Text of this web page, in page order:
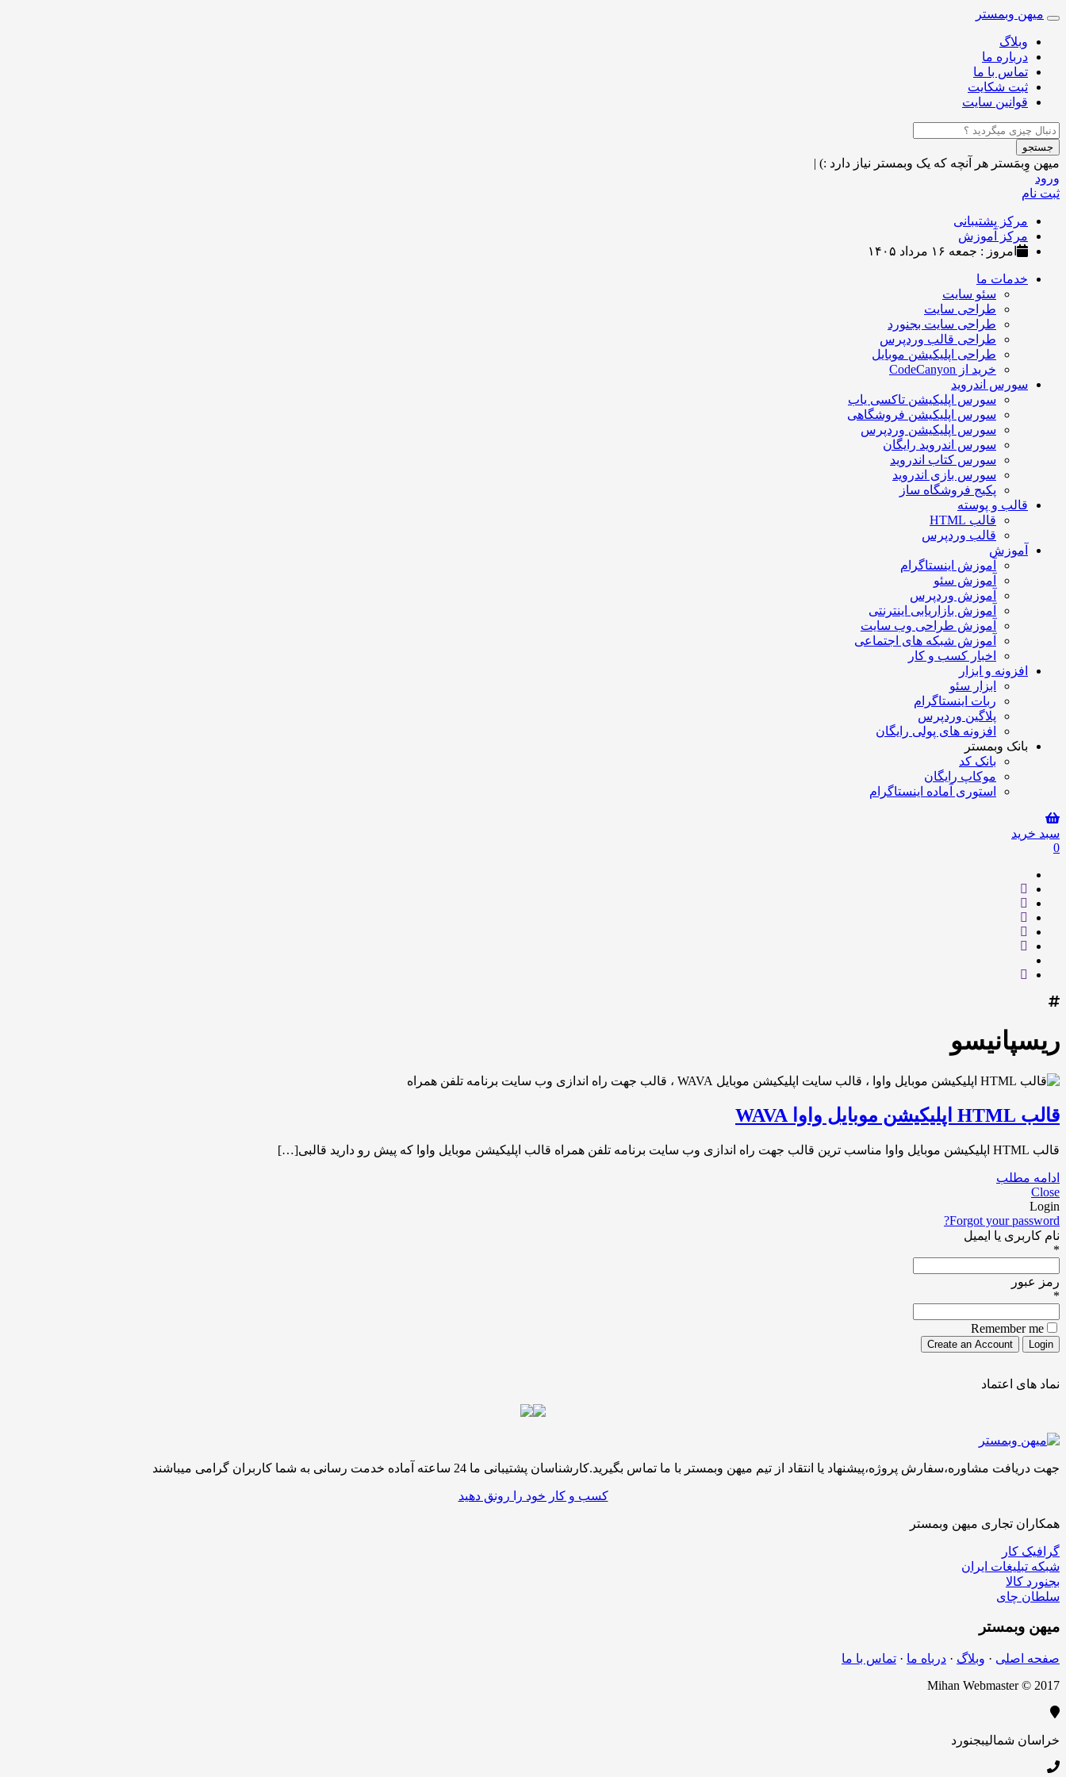
Toggle
navigation
میهن وبمستر
وبلاگ
درباره ما
تماس با ما
ثبت شکایت
قوانین سایت
جستجو
میهن وِبمَستر هر آنچه که یک وبمستر نیاز دارد :) |
ورود
ثبت نام
مرکز پشتیبانی
مرکز آموزش
امروز : جمعه ۱۶ مرداد ۱۴۰۵
خدمات ما
سئو سایت
طراحی سایت
طراحی سایت بجنورد
طراحی قالب وردپرس
طراحی اپلیکیشن موبایل
خرید از CodeCanyon
سورس اندروید
سورس اپلیکیشن تاکسی یاب
سورس اپلیکیشن فروشگاهی
سورس اپلیکیشن وردپرس
سورس اندروید رایگان
سورس کتاب اندروید
سورس بازی اندروید
پکیج فروشگاه ساز
قالب و پوسته
قالب HTML
قالب وردپرس
آموزش
آموزش اینستاگرام
آموزش سئو
آموزش وردپرس
آموزش بازاریابی اینترنتی
آموزش طراحی وب سایت
آموزش شبکه های اجتماعی
اخبار کسب و کار
افزونه و ابزار
ابزار سئو
ربات اینستاگرام
پلاگین وردپرس
افزونه های پولی رایگان
بانک وبمستر
بانک کد
موکاپ رایگان
استوری آماده اینستاگرام
سبد خرید
0
ریسپانیسو
قالب HTML اپلیکیشن موبایل واوا WAVA
قالب HTML اپلیکیشن موبایل واوا مناسب ترین قالب جهت راه اندازی وب سایت برنامه تلفن همراه قالب اپلیکیشن موبایل واوا که پیش رو دارید قالبی[…]
ادامه مطلب
Close
Login
Forgot your password?
نام کاربری یا ایمیل
*
رمز عبور
*
Remember me
نماد های اعتماد
جهت دریافت مشاوره،سفارش پروژه،پیشنهاد یا انتقاد از تیم میهن وبمستر با ما تماس بگیرید.کارشناسان پشتیبانی ما 24 ساعته آماده خدمت رسانی به شما کاربران گرامی میباشند
کسب و کار خود را رونق دهید
همکاران تجاری میهن وبمستر
گرافیک کار
شبکه تبلیغات ایران
بجنورد کالا
سلطان چای
میهن وبمستر
صفحه اصلی · وبلاگ · درباه ما · تماس با ما
Mihan Webmaster © 2017
خراسان شمالیبجنورد